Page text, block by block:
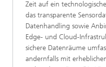
Zeit auf ein
das transparente
Datenhandling sowie
Edge- und Cloud-
sichere Datenräume
andernfalls mit